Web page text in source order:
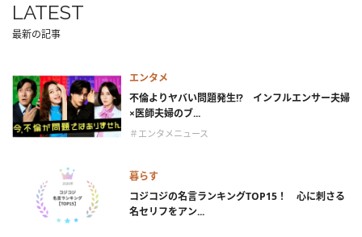
LATEST
最新の記事
エンタメ
不倫よりヤバい問題発生!? インフルエンサー夫婦
×医師夫婦のブ...
＃エンタメニュース
暮らす
コジコジの名言ランキングTOP15！ 心に刺さる
名セリフをアン...